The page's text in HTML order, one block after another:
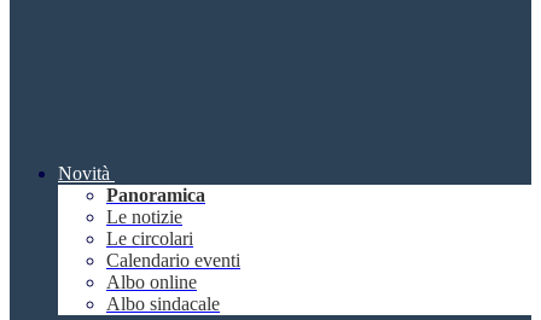
Novità
Panoramica
Le notizie
Le circolari
Calendario eventi
Albo online
Albo sindacale